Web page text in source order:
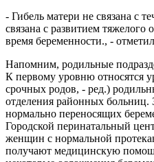
- Гибель матери не связана с
связана с развитием тяжелого
время беременности., -
Напомним, родильные
К первому уровню относятся
срочных родов, - ред.)
отделения районных
нормально переносящих
Городской перинатальный
женщин с нормальной
получают медицинскую